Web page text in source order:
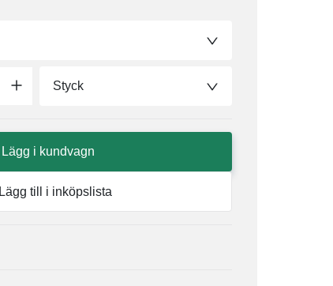
Styck
Lägg i kundvagn
Lägg till i inköpslista